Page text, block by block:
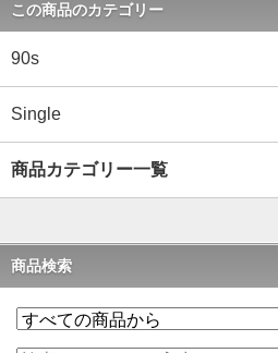
この商品のカテゴリー
90s
Single
商品カテゴリー一覧
商品検索